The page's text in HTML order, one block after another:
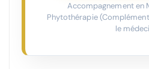
Accompagnement en
Phytothérapie
le